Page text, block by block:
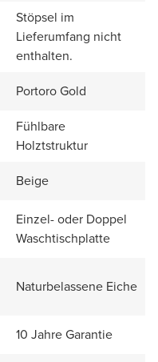
Stöpsel im
Lieferumfang nicht
enthalten.
Portoro Gold
Fühlbare
Holztstruktur
Beige
Einzel- oder Doppel
Waschtischplatte
Naturbelassene Eiche
10 Jahre Garantie